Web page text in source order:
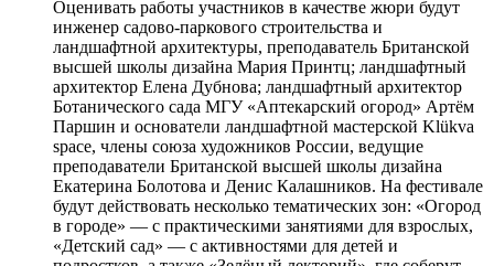
Оценивать работы участников в качестве жюри будут
инженер садово-паркового строительства и
ландшафтной архитектуры, преподаватель Британской
высшей школы дизайна Мария Принтц; ландшафтный
архитектор Елена Дубнова; ландшафтный архитектор
Ботанического сада МГУ «Аптекарский огород» Артём
Паршин и основатели ландшафтной мастерской Klükva
space, члены союза художников России, ведущие
преподаватели Британской высшей школы дизайна
Екатерина Болотова и Денис Калашников. На фестивале
будут действовать несколько тематических зон: «Огород
в городе» — с практическими занятиями для взрослых,
«Детский сад» — с активностями для детей и